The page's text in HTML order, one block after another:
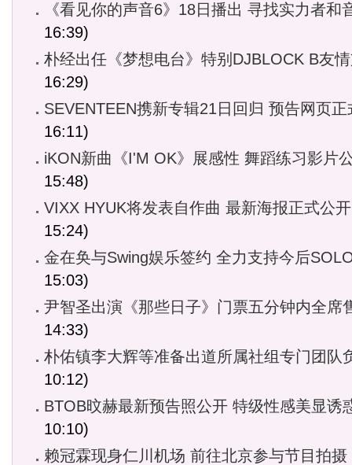
《看见你的声音6》18日播出 寻找实力者和
16:39)
朴经出任《梦想电台》特别DJBLOCK B友
16:29)
SEVENTEEN携新专辑21日回归 预告网页正
16:11)
iKON新曲《I'M OK》展感性 舞蹈练习影片
15:48)
VIXX HYUK将发表自作曲 最新海报正式公开
15:24)
金在奂与Swing娱乐签约 全力支持今后
15:03)
尹智圣出演《那些日子》门票五分钟内全席
14:33)
朴佑镇李大辉等准备出道所属社组专门团队
10:12)
BTOB旼赫最新预告照公开 特级性感美显诱
10:10)
赖冠霖现身仁川机场 前往北京参与节目拍摄